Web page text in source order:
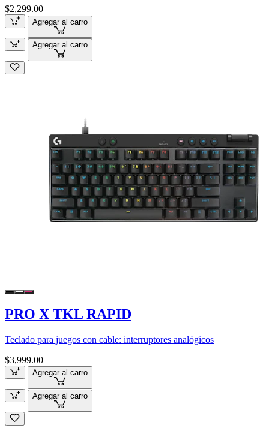
$2,299.00
Agregar al carro
Agregar al carro
PRO X TKL RAPID
Teclado para juegos con cable: interruptores analógicos
$3,999.00
Agregar al carro
Agregar al carro